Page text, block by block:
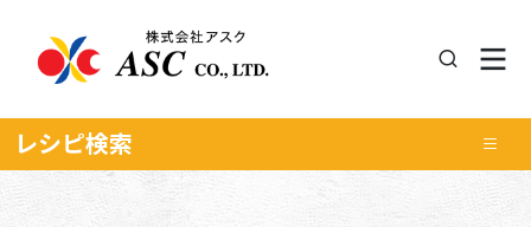
レシピ検索